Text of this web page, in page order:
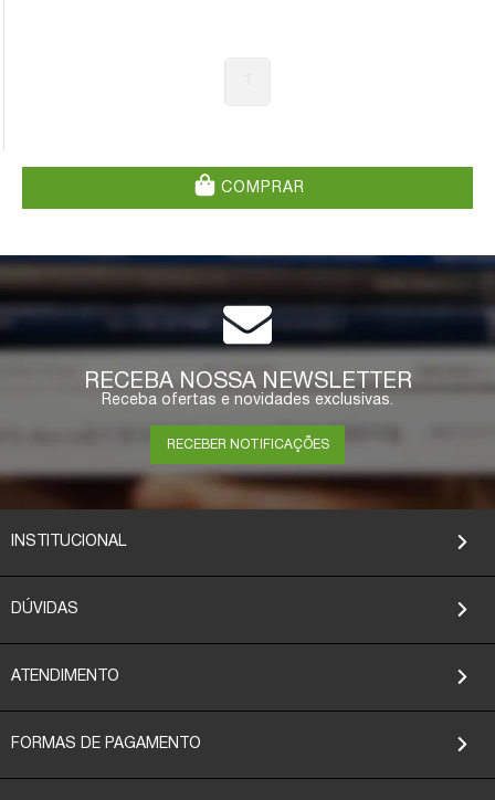
COMPRAR
RECEBA NOSSA NEWSLETTER
Receba ofertas e novidades exclusivas.
RECEBER NOTIFICAÇÕES
INSTITUCIONAL
DÚVIDAS
ATENDIMENTO
FORMAS DE PAGAMENTO